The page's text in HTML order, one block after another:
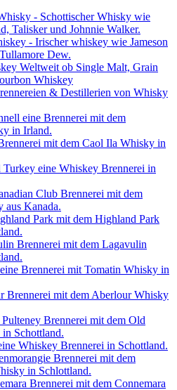
- Schottischer Whisky wie
Talisker und Johnnie Walker.
- Irischer whiskey wie Jameson
Dew.
Weltweit ob Single Malt, Grain
Whiskey
& Destillerien von Whisky
eine Brennerei mit dem
in Irland.
mit dem Caol Ila Whisky in
Turkey eine Whiskey Brennerei in
Club Brennerei mit dem
aus Kanada.
Park mit dem Highland Park
Brennerei mit dem Lagavulin
Brennerei mit Tomatin Whisky in
Brennerei mit dem Aberlour Whisky
Brennerei mit dem Old
Schottland.
Whiskey Brennerei in Schottland.
Brennerei mit dem
in Schlottland.
Brennerei mit dem Connemara